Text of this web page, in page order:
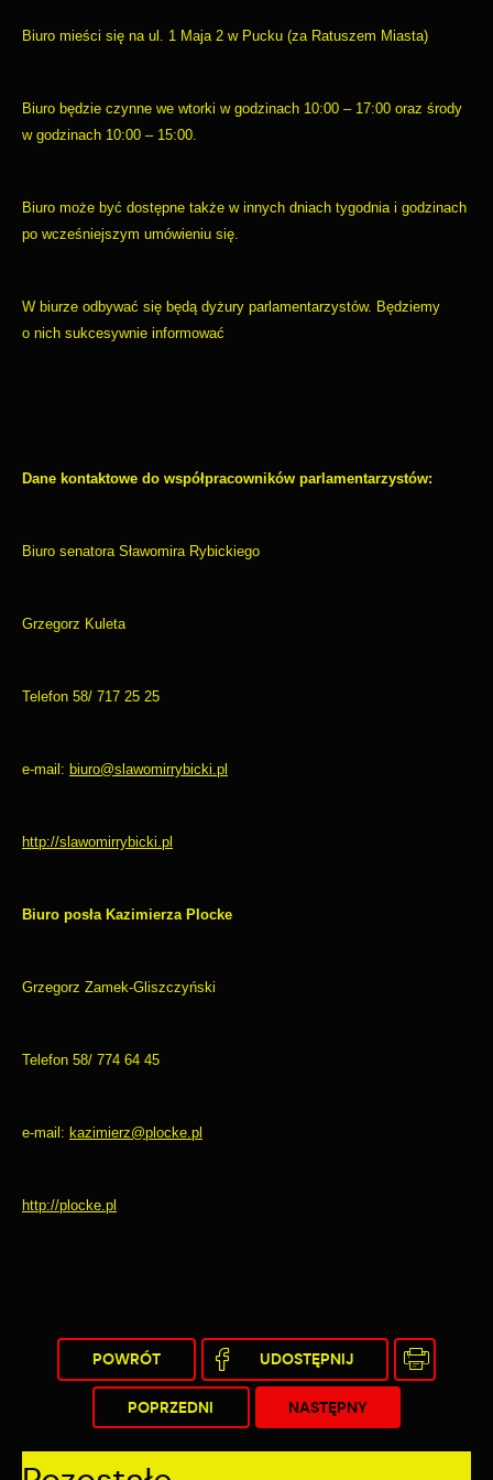
Biuro mieści się na ul. 1 Maja 2 w Pucku (za Ratuszem Miasta)
Biuro będzie czynne we wtorki w godzinach 10:00 – 17:00 oraz środy
w godzinach 10:00 – 15:00.
Biuro może być dostępne także w innych dniach tygodnia i godzinach
po wcześniejszym umówieniu się.
W biurze odbywać się będą dyżury parlamentarzystów. Będziemy
o nich sukcesywnie informować
Dane kontaktowe do współpracowników parlamentarzystów:
Biuro senatora Sławomira Rybickiego
Grzegorz Kuleta
Telefon 58/ 717 25 25
e-mail: biuro@slawomirrybicki.pl
http://slawomirrybicki.pl
Biuro posła Kazimierza Plocke
Grzegorz Zamek-Gliszczyński
Telefon 58/ 774 64 45
e-mail: kazimierz@plocke.pl
http://plocke.pl
POWRÓT UDOSTĘPNIJ
POPRZEDNI NASTĘPNY
cookies gwarantuje dostępność wszystkich funkcjonalności.
partnerów.
komunikatów na podstawie analizy Twoich upodobań oraz
Twoich zwyczajów dotyczących przeglądanej witryny
partnerami oraz innych dostawców usług. Firmy te działają w
charakterze pośredników prezentujących nasze treści w
postaci wiadomości, ofert, komunikatów mediów
Więcej